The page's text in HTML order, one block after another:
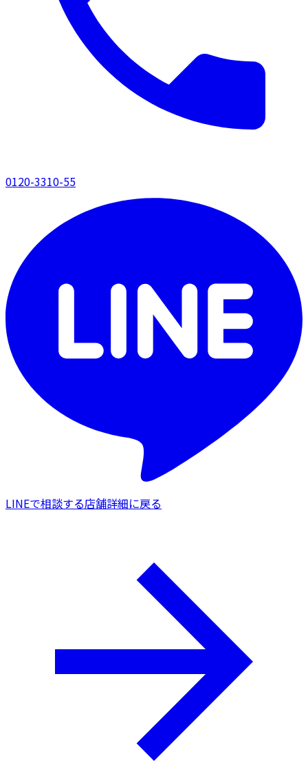
0120-3310-55
LINEで相談する店舗詳細に戻る